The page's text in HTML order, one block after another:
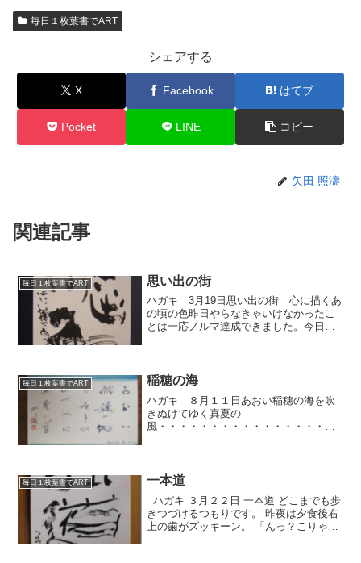
毎日１枚葉書でART
シェアする
X Facebook はてブ
Pocket LINE コピー
矢田 照濤
関連記事
毎日１枚葉書でART 思い出の街
ハガキ 3月19日思い出の街 心に描くあ
の頃の色昨日やらなきゃいけなかったこ
とは一応ノルマ達成できました。今日は
わってきました。僕の...
毎日１枚葉書でART 稲穂の海
ハガキ ８月１１日あおい稲穂の海を吹
きぬけてゆく真夏の
風・・・・・・・・・・・・・・・・・
術村へ。こんど９月２８日に、そこで父
毎日１枚葉書でART 一本道
ハガキ ３月２２日 一本道 どこまでも歩
きつづけるつもりです。 昨夜は夕食後右
上の歯がズッキーン。 「んっ？こりゃい